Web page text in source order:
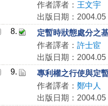
作者譯者： 王文宇
出版日期：2004.05
8.
定暫時狀態處分之
作者譯者： 許士宦
出版日期：2004.05
9.
專利權之行使與定
作者譯者： 鄭中人
出版日期：2004.05